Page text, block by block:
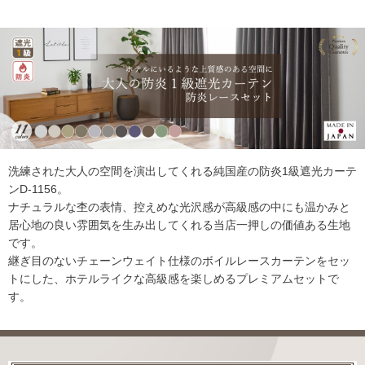
洗練された大人の空間を演出してくれる純国産の防炎1級遮光カーテ
ンD-1156。
ナチュラルな杢の表情、控えめな光沢感が高級感の中にも温かみと
居心地の良い雰囲気を生み出してくれる当店一押しの価値ある生地
です。
継ぎ目のないチェーンウェイト仕様のボイルレースカーテンをセッ
トにした、ホテルライクな高級感を楽しめるプレミアムセットで
す。